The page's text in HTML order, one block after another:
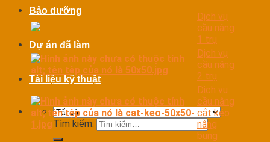
Bảo dưỡng
Dự án đã làm
Tài liệu kỹ thuật
Tìm kiếm:
Dịch vụ
cầu nâng
1 trụ
Dịch vụ
cầu nâng
2 trụ
Dịch vụ
cầu nâng
cắt kéo
nâng
bụng